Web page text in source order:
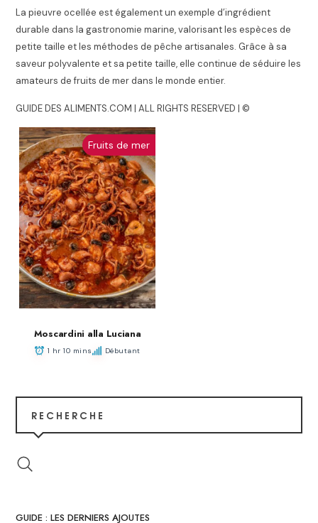
La pieuvre ocellée est également un exemple d’ingrédient
durable dans la gastronomie marine, valorisant les espèces de
petite taille et les méthodes de pêche artisanales. Grâce à sa
saveur polyvalente et sa petite taille, elle continue de séduire les
amateurs de fruits de mer dans le monde entier.
GUIDE DES ALIMENTS.COM | ALL RIGHTS RESERVED | ©
Fruits de mer
Moscardini alla Luciana
1 hr 10 mins Débutant
RECHERCHE
GUIDE : LES DERNIERS AJOUTES